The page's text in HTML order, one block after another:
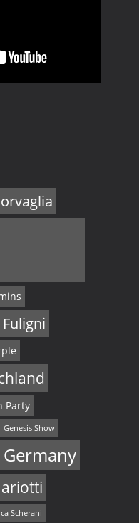
Party
Genesis Show
Germany
Scherani